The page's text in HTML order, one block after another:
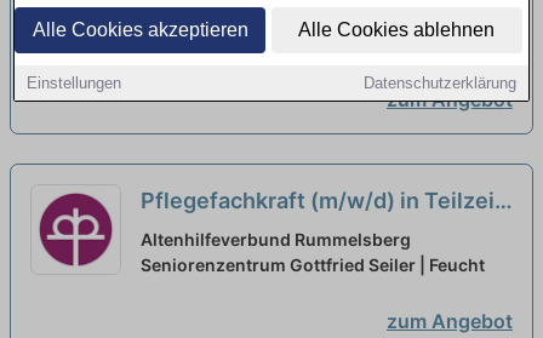
Alle Cookies akzeptieren Alle Cookies ablehnen
Einstellungen Datenschutzerklärung
(50-80%) - Zusammen an einem
Strang ziehen
Stephanushaus | Schwarzenbruck
zum Angebot
Pflegefachkraft (m/w/d) in Teilzeit
(50-80%) - Werde Teil unseres
Teams! neu
Altenhilfeverbund Rummelsberg
Seniorenzentrum Gottfried Seiler | Feucht
zum Angebot